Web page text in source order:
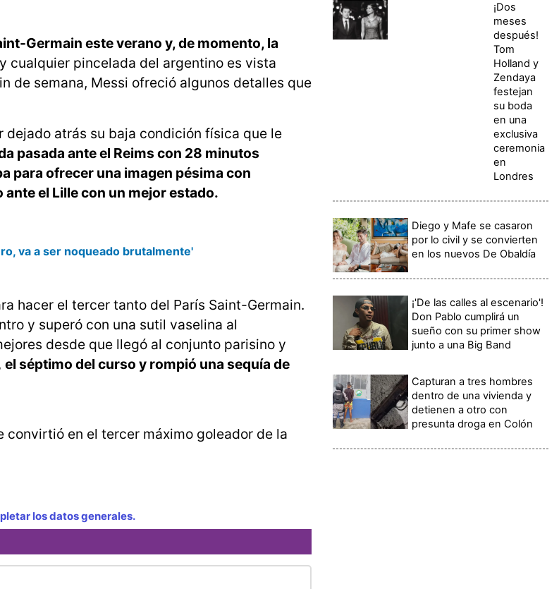
Germain este verano y, de momento, la
cualquier pincelada del argentino es vista
de semana, Messi ofreció algunos detalles que
atrás su baja condición física que le
pasada ante el Reims con 28 minutos
para ofrecer una imagen pésima con
el Lille con un mejor estado.
va a ser noqueado brutalmente'
hacer el tercer tanto del París Saint-Germain.
y superó con una sutil vaselina al
desde que llegó al conjunto parisino y
el séptimo del curso y rompió una sequía de
convirtió en el tercer máximo goleador de la
los datos generales.
¡Dos
meses
después!
Tom
Holland y
Zendaya
festejan
su boda
en una
exclusiva
ceremonia
en
Londres
Diego y Mafe se casaron
por lo civil y se convierten
en los nuevos De Obaldía
¡'De las calles al escenario'!
Don Pablo cumplirá un
sueño con su primer show
junto a una Big Band
Capturan a tres hombres
dentro de una vivienda y
detienen a otro con
presunta droga en Colón